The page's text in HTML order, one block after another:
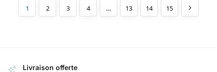
1 2 3 4 … 13 14 15
Livraison offerte